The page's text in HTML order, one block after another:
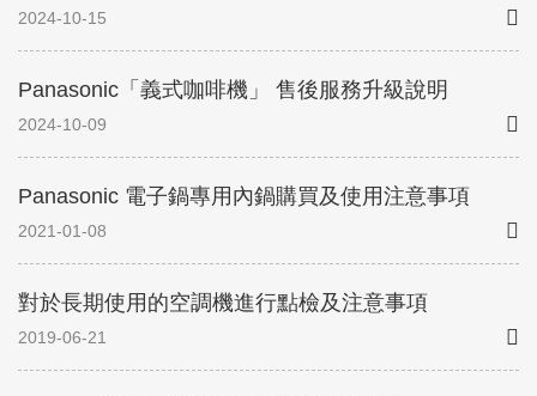
2024-10-15
2024-10-09
Panasonic「義式咖啡機」 售後服務升級說明
2021-01-08
Panasonic 電子鍋專用內鍋購買及使用注意事項
2019-06-21
對於長期使用的空調機進行點檢及注意事項